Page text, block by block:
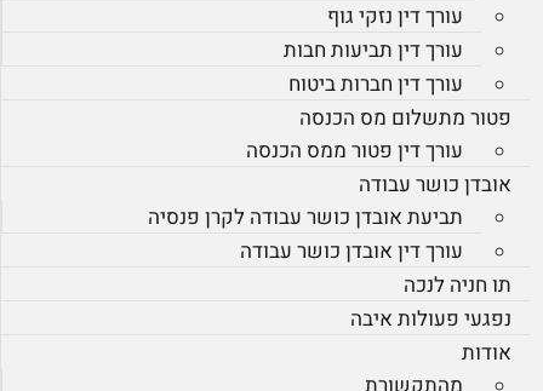
עורך דין נזקי גוף
עורך דין תביעות חבות
עורך דין חברות ביטוח
פטור מתשלום מס הכנסה
עורך דין פטור ממס הכנסה
אובדן כושר עבודה
תביעת אובדן כושר עבודה לקרן פנסיה
עורך דין אובדן כושר עבודה
תו חניה לנכה
נפגעי פעולות איבה
אודות